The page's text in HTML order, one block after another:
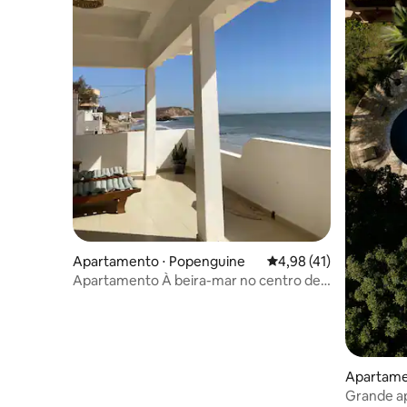
Apartamento ⋅ Popenguine 4,98 de uma avaliação
4,98 (41)
Apartamento À beira-mar no centro de
Grande